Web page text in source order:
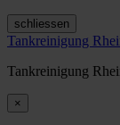
schliessen
Tankreinigung
Tankreinigung
×